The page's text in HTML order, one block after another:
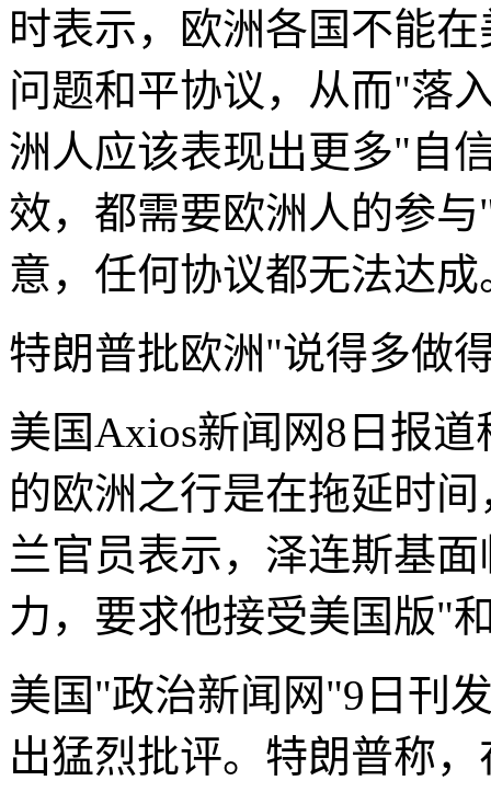
时表示，欧洲各国不能
问题和平协议，从而"落
洲人应该表现出更多"自
效，都需要欧洲人的参
意，任何协议都无法达成
特朗普批欧洲"说得多做
美国Axios新闻网8日报
的欧洲之行是在拖延时
兰官员表示，泽连斯基
力，要求他接受美国版"
美国"政治新闻网"9日刊
出猛烈批评。特朗普称